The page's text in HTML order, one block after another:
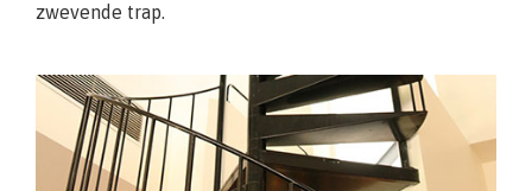
zwevende trap.